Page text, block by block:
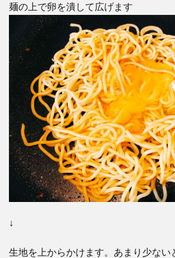
麺の上で卵を潰して広げます
↓
生地を上からかけます。あまり少ない